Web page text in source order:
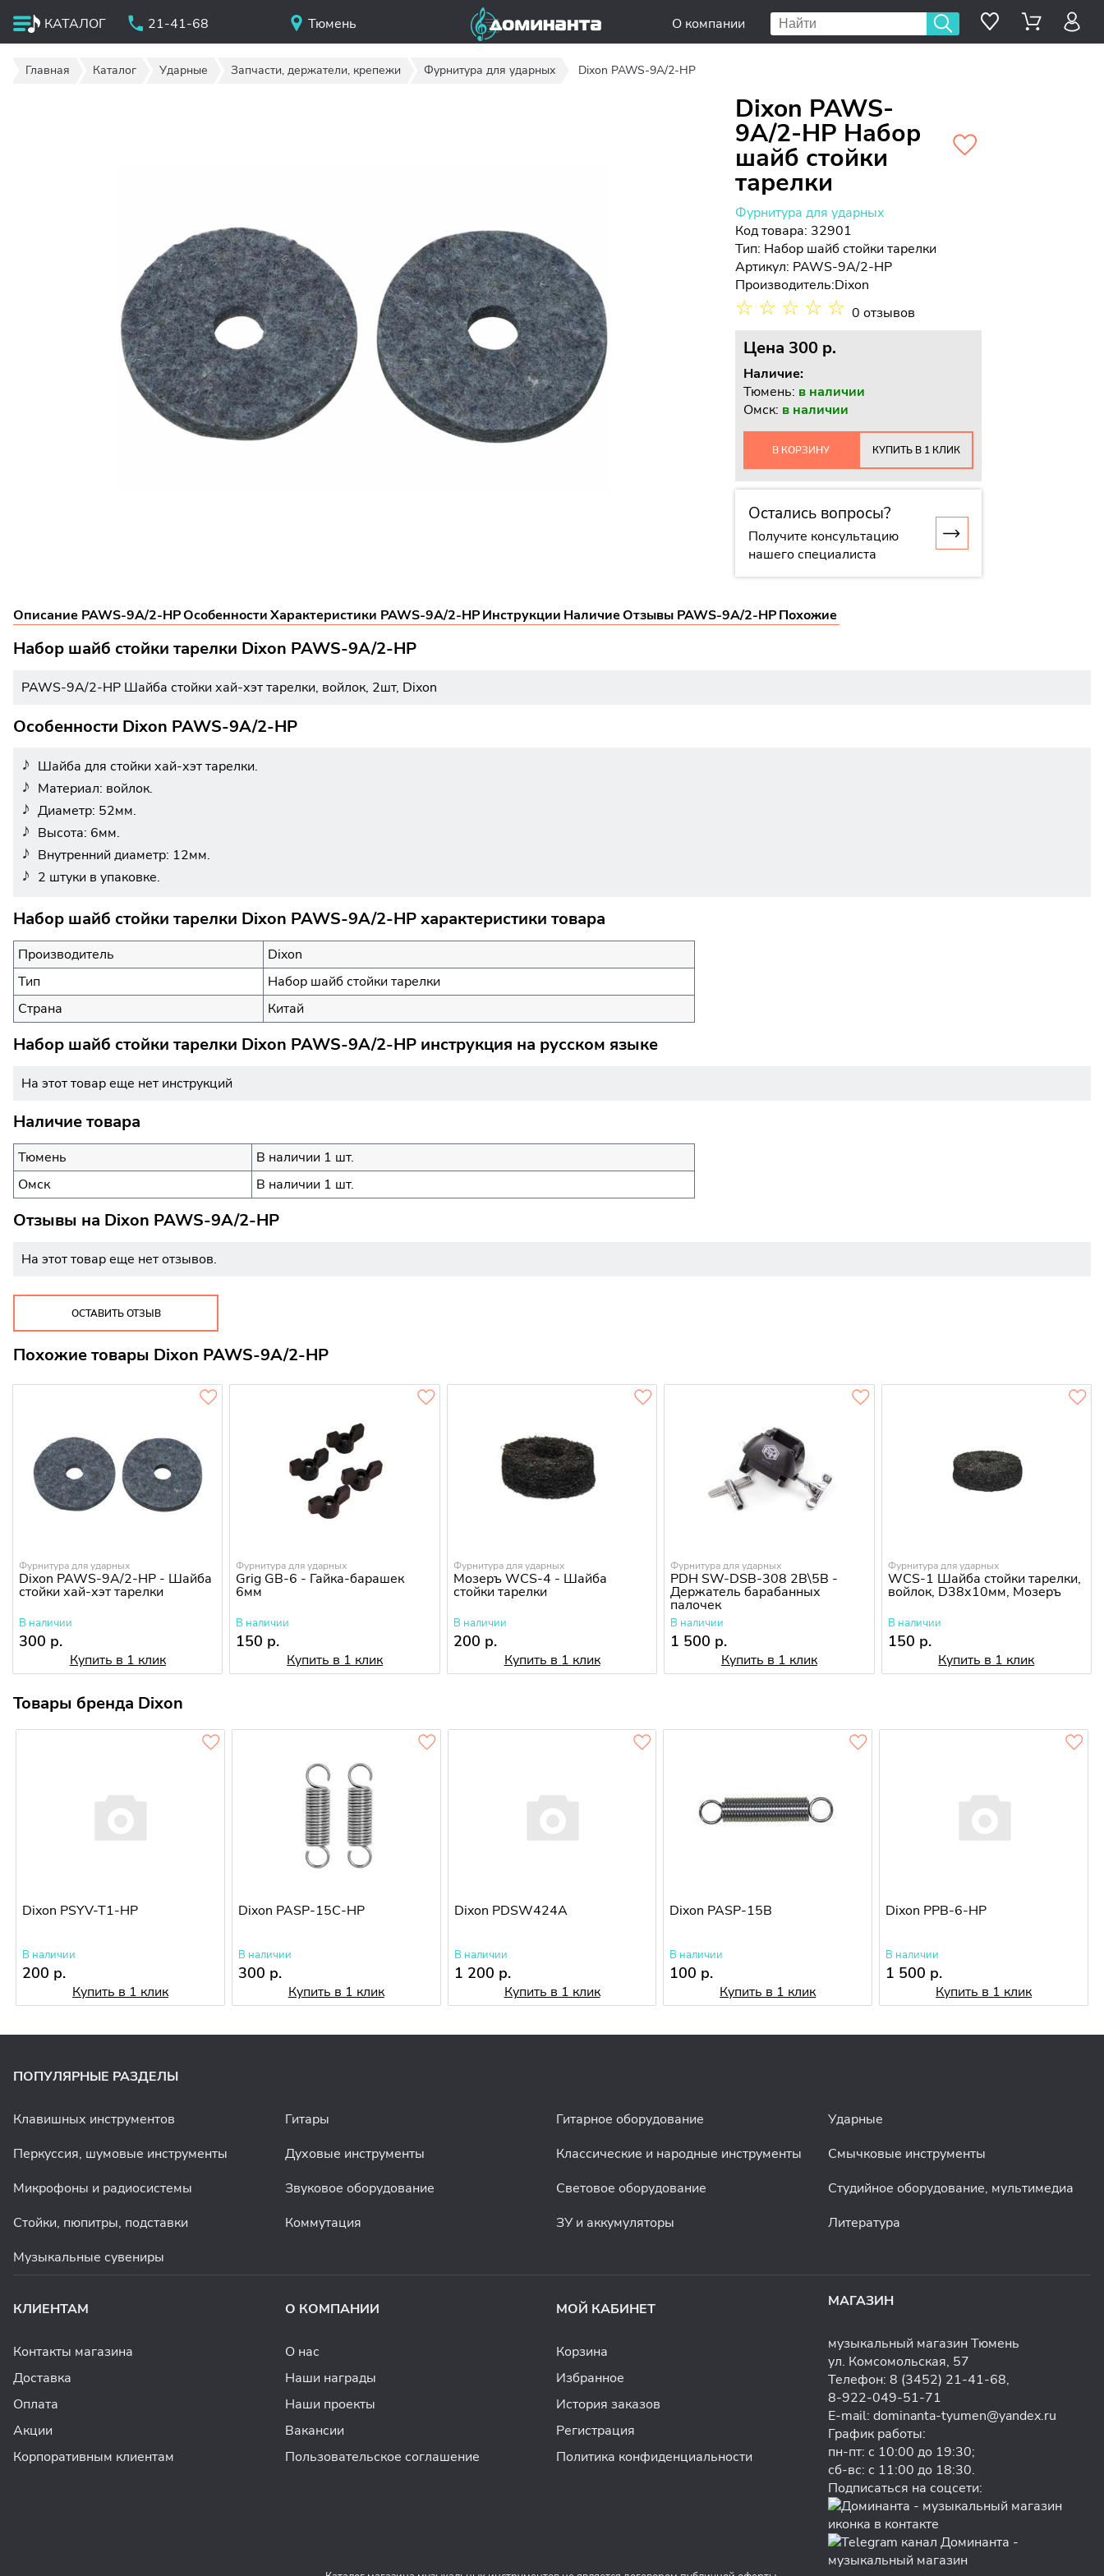
КАТАЛОГ 21-41-68 Тюмень О компании
Главная Каталог Ударные Запчасти, держатели, крепежи Фурнитура для ударных Dixon PAWS-9A/2-HP
Dixon PAWS-
9A/2-HP Набор
шайб стойки
тарелки
Фурнитура для ударных
Код товара: 32901
Тип: Набор шайб стойки тарелки
Артикул: PAWS-9A/2-HP
Производитель:Dixon
☆ ☆ ☆ ☆ ☆ 0 отзывов
Цена 300 p.
Наличие:
Тюмень: в наличии
Омск: в наличии
В КОРЗИНУ КУПИТЬ В 1 КЛИК
Остались вопросы?
Получите консультацию
нашего специалиста
Описание PAWS-9A/2-HPОсобенностиХарактеристики PAWS-9A/2-HPИнструкции НаличиеОтзывы PAWS-9A/2-HPПохожие
Набор шайб стойки тарелки Dixon PAWS-9A/2-HP
PAWS-9A/2-HP Шайба стойки хай-хэт тарелки, войлок, 2шт, Dixon
Особенности Dixon PAWS-9A/2-HP
Шайба для стойки хай-хэт тарелки.
Материал: войлок.
Диаметр: 52мм.
Высота: 6мм.
Внутренний диаметр: 12мм.
2 штуки в упаковке.
Набор шайб стойки тарелки Dixon PAWS-9A/2-HP характеристики товара
Производитель
Dixon
Тип
Набор шайб стойки тарелки
Страна
Китай
Набор шайб стойки тарелки Dixon PAWS-9A/2-HP инструкция на русском языке
На этот товар еще нет инструкций
Наличие товара
Тюмень
В наличии 1 шт.
Омск
В наличии 1 шт.
Отзывы на Dixon PAWS-9A/2-HP
На этот товар еще нет отзывов.
ОСТАВИТЬ ОТЗЫВ
Похожие товары Dixon PAWS-9A/2-HP
Фурнитура для ударных
Dixon PAWS-9A/2-HP - Шайба
стойки хай-хэт тарелки
В наличии
300 р.
Купить в 1 клик
Фурнитура для ударных
Grig GB-6 - Гайка-барашек
6мм
В наличии
150 р.
Купить в 1 клик
Фурнитура для ударных
Мозеръ WCS-4 - Шайба
стойки тарелки
В наличии
200 р.
Купить в 1 клик
Фурнитура для ударных
PDH SW-DSB-308 2B\5B -
Держатель барабанных
палочек
В наличии
1 500 р.
Купить в 1 клик
Фурнитура для ударных
WCS-1 Шайба стойки тарелки,
войлок, D38х10мм, Мозеръ
В наличии
150 р.
Купить в 1 клик
Товары бренда Dixon
Dixon PSYV-T1-HP
В наличии
200 р.
Купить в 1 клик
Dixon PASP-15C-HP
В наличии
300 р.
Купить в 1 клик
Dixon PDSW424A
В наличии
1 200 р.
Купить в 1 клик
Dixon PASP-15B
В наличии
100 р.
Купить в 1 клик
Dixon PPB-6-HP
В наличии
1 500 р.
Купить в 1 клик
ПОПУЛЯРНЫЕ РАЗДЕЛЫ
Клавишных инструментов Гитары Гитарное оборудование
Ударные
Перкуссия, шумовые инструменты
Духовые инструменты Классические и народные инструменты
Смычковые инструменты
Микрофоны и радиосистемы
Звуковое оборудование Световое оборудование
Студийное оборудование, мультимедиа
Стойки, пюпитры, подставки
Коммутация ЗУ и аккумуляторы
Литература
Музыкальные сувениры
КЛИЕНТАМ
Контакты магазина
Доставка
Оплата
Акции
Корпоративным клиентам
О КОМПАНИИ
О нас
Наши награды
Наши проекты
Вакансии
Пользовательское соглашение
МОЙ КАБИНЕТ
Корзина
Избранное
История заказов
Регистрация
Политика конфиденциальности
МАГАЗИН
музыкальный магазин Тюмень
ул. Комсомольская, 57
Телефон: 8 (3452) 21-41-68,
8-922-049-51-71
E-mail: dominanta-tyumen@yandex.ru
График работы:
пн-пт: с 10:00 до 19:30;
сб-вс: с 11:00 до 18:30.
Подписаться на соцсети: